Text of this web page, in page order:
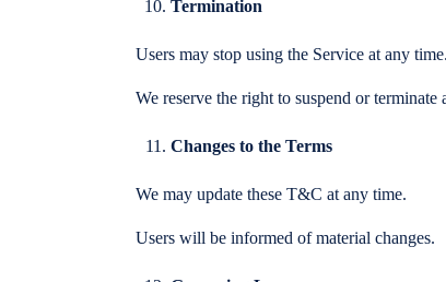
Termination
Users may stop using the Service at any time.
We reserve the right to suspend or
Changes to the Terms
We may update these T&C at any time.
Users will be informed of material changes.